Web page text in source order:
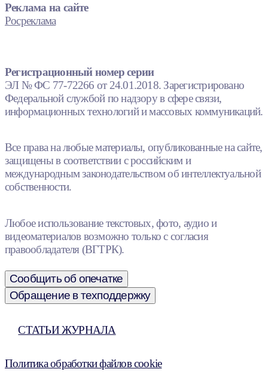
Реклама на сайте
Росреклама
Регистрационный номер серии
ЭЛ № ФС 77-72266 от 24.01.2018. Зарегистрировано
Федеральной службой по надзору в сфере связи,
информационных технологий и массовых коммуникаций.
Все права на любые материалы, опубликованные на сайте,
защищены в соответствии с российским и
международным законодательством об интеллектуальной
собственности.
Любое использование текстовых, фото, аудио и
видеоматериалов возможно только с согласия
правообладателя (ВГТРК).
Сообщить об опечатке
Обращение в техподдержку
СТАТЬИ ЖУРНАЛА
Политика обработки файлов cookie